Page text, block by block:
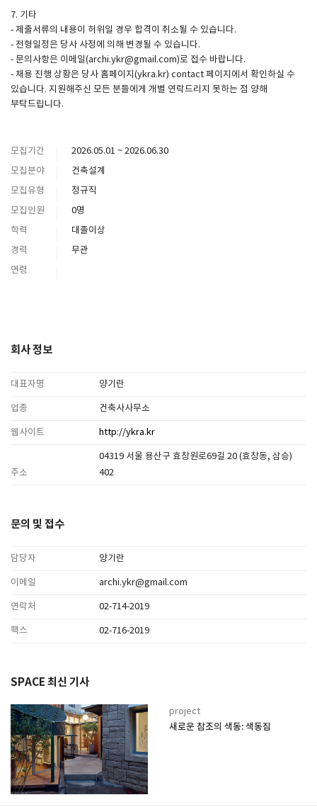
7. 기타
- 제출서류의 내용이 허위일 경우 합격이 취소될 수 있습니다.
- 전형일정은 당사 사정에 의해 변경될 수 있습니다.
- 문의사항은 이메일(archi.ykr@gmail.com)로 접수 바랍니다.
- 채용 진행 상황은 당사 홈페이지(ykra.kr) contact 페이지에서 확인하실 수
있습니다. 지원해주신 모든 분들에게 개별 연락드리지 못하는 점 양해
부탁드립니다.
모집기간
2026.05.01 ~ 2026.06.30
모집분야
건축설계
모집유형
정규직
모집인원
0명
학력
대졸이상
경력
무관
연령
회사 정보
대표자명 양기란
업종 건축사사무소
웹사이트 http://ykra.kr
주소
04319 서울 용산구 효창원로69길 20 (효창동, 삼승)
402
문의 및 접수
담당자 양기란
이메일 archi.ykr@gmail.com
연락처 02-714-2019
팩스 02-716-2019
SPACE 최신 기사
project
새로운 참조의 색동: 색동집